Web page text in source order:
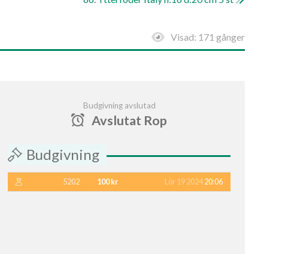
Visad: 171 gånger
Budgivning avslutad
Avslutat Rop
Budgivning
5202 100 kr Lör 19 202420:06